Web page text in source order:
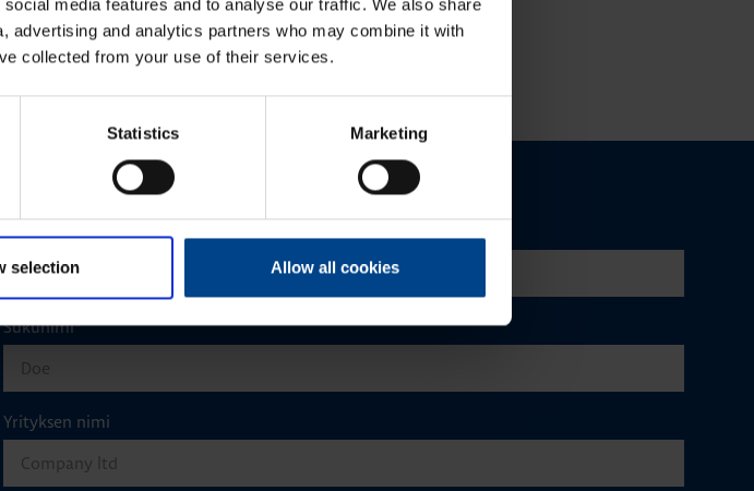
media features and to analyse our traffic. We also share
advertising and analytics partners who may combine it with
collected from your use of their services.
Statistics Marketing
selection Allow all cookies
ARTIKKELEITA
Etunimi*
Sukunimi*
Yrityksen nimi